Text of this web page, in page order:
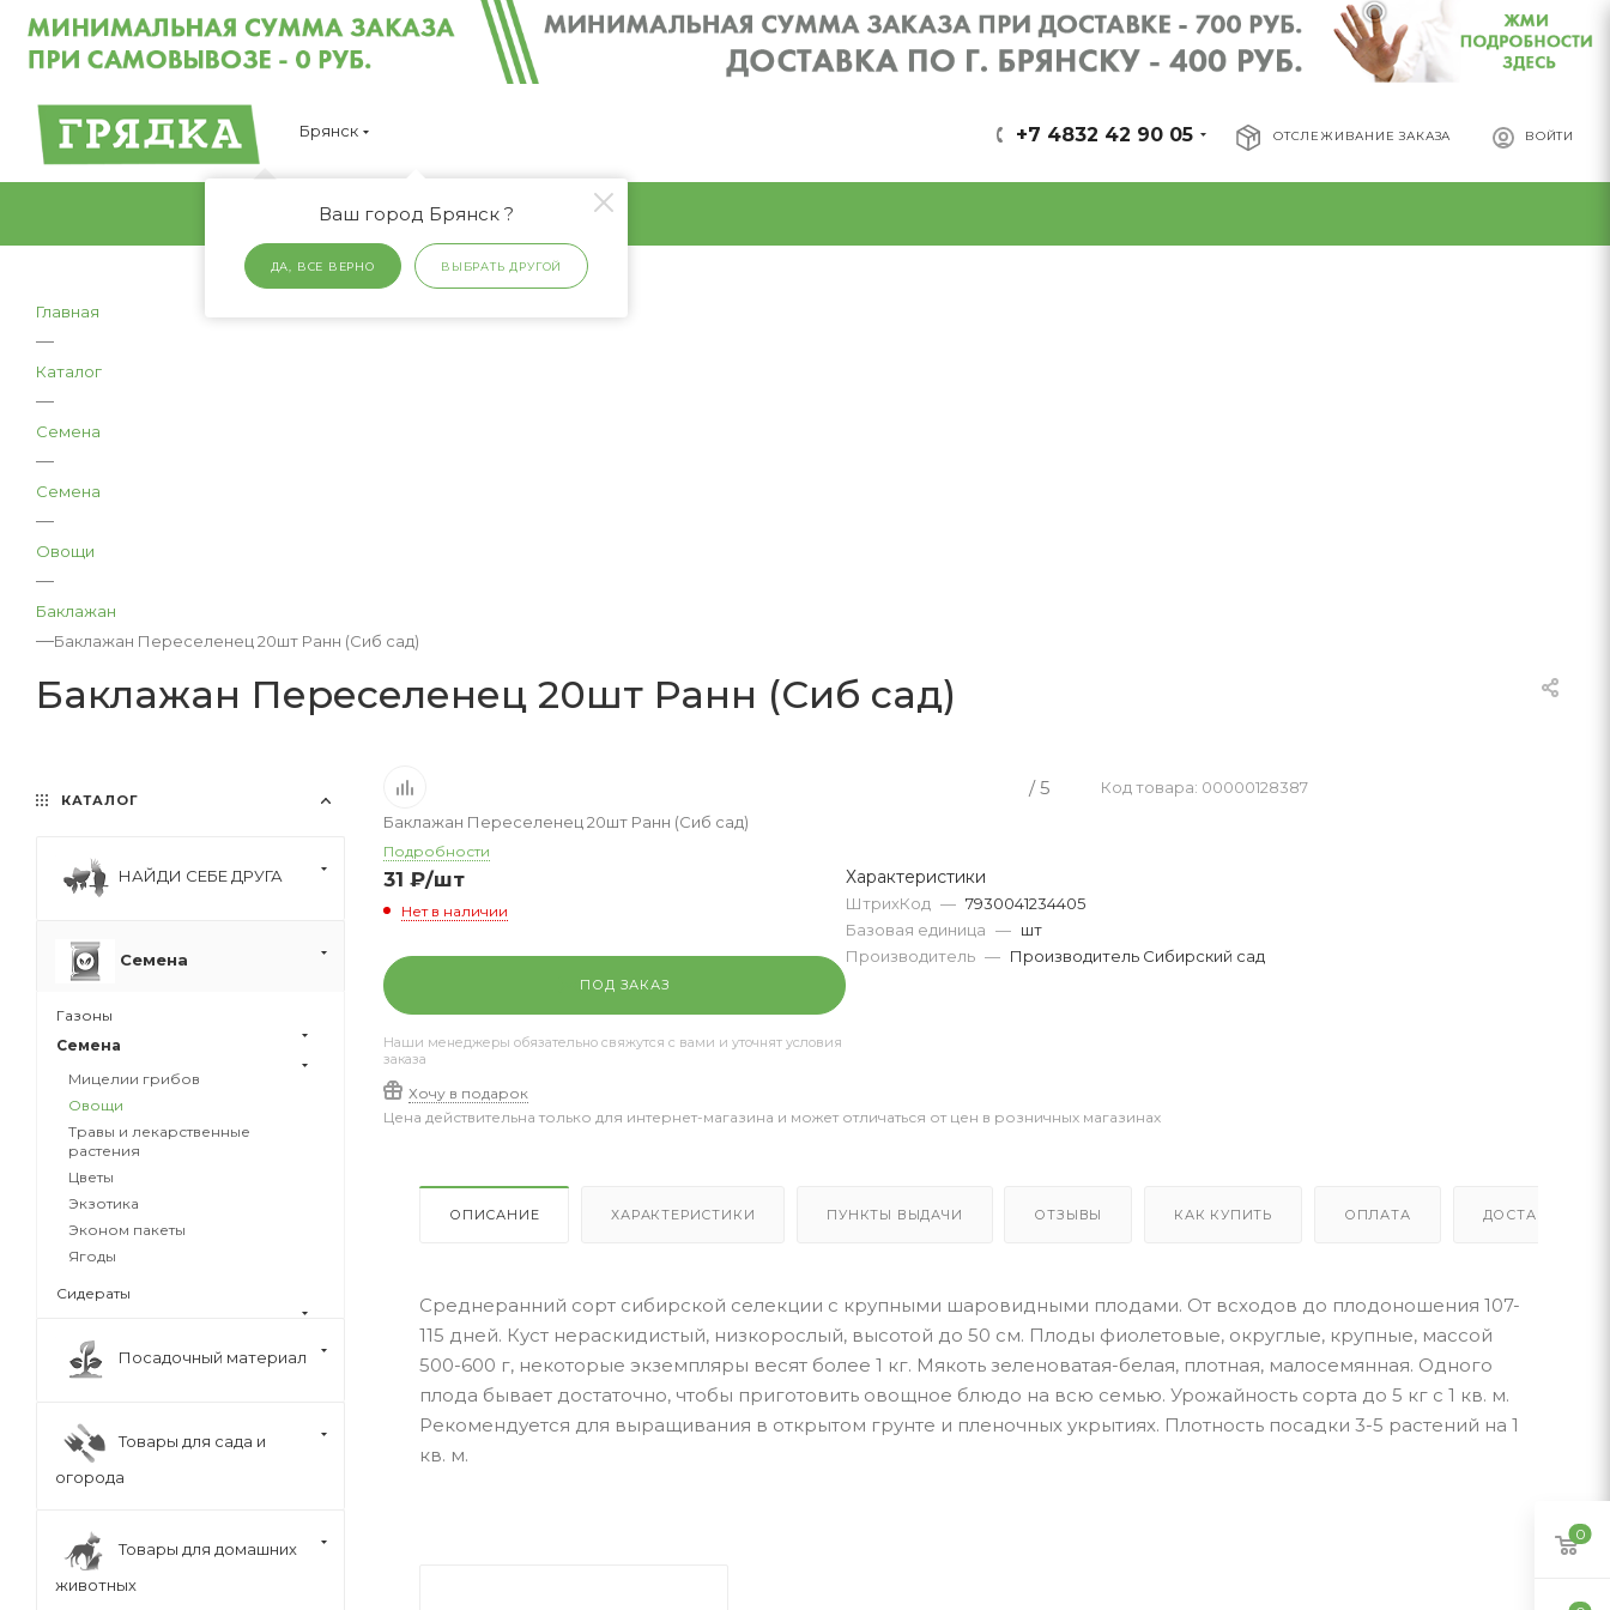
Брянск
Ваш город Брянск ?
ДА, ВСЕ ВЕРНО ВЫБРАТЬ ДРУГОЙ
ОТСЛЕЖИВАНИЕ ЗАКАЗА ВОЙТИ
+7 4832 42 90 05
Главная
—
Каталог
—
Семена
—
Семена
—
Овощи
—
Баклажан
—Баклажан Переселенец 20шт Ранн (Сиб сад)
Баклажан Переселенец 20шт Ранн (Сиб сад)
/ 5
Код товара: 00000128387
Баклажан Переселенец 20шт Ранн (Сиб сад)
Подробности
31 ₽/шт
Нет в наличии
ПОД ЗАКАЗ
Наши менеджеры обязательно свяжутся с вами и уточнят условия
заказа
Хочу в подарок
Характеристики
ШтрихКод — 7930041234405
Базовая единица — шт
Производитель — Производитель Сибирский сад
Цена действительна только для интернет-магазина и может отличаться от цен в розничных магазинах
ОПИСАНИЕ ХАРАКТЕРИСТИКИ ПУНКТЫ ВЫДАЧИ ОТЗЫВЫ КАК КУПИТЬ ОПЛАТА ДОСТАВКА
Среднеранний сорт сибирской селекции с крупными шаровидными плодами. От всходов до плодоношения 107-
115 дней. Куст нераскидистый, низкорослый, высотой до 50 см. Плоды фиолетовые, округлые, крупные, массой
500-600 г, некоторые экземпляры весят более 1 кг. Мякоть зеленоватая-белая, плотная, малосемянная. Одного
плода бывает достаточно, чтобы приготовить овощное блюдо на всю семью. Урожайность сорта до 5 кг с 1 кв. м.
Рекомендуется для выращивания в открытом грунте и пленочных укрытиях. Плотность посадки 3-5 растений на 1
кв. м.
КАТАЛОГ
НАЙДИ СЕБЕ ДРУГА
Семена
Газоны
Семена
Мицелии грибов
Овощи
Травы и лекарственные
растения
Цветы
Экзотика
Эконом пакеты
Ягоды
Сидераты
Посадочный материал
Товары для сада и
огорода
Товары для домашних
животных
0